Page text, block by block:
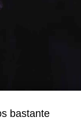
bastante